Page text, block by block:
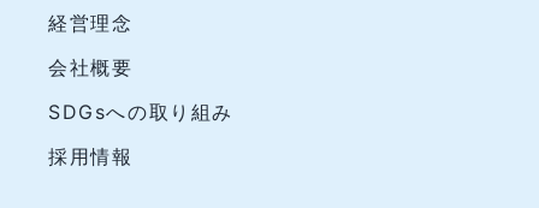
経営理念
会社概要
SDGsへの取り組み
採用情報